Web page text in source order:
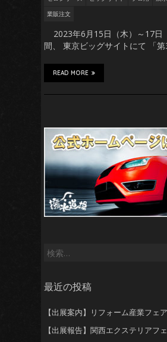
業販注文
2023年6月15日（木）～17日
間、 東京ビッグサイトにて 「
READ MORE
検
最近の投稿
【出展案内】リフォーム産業フェ
【出展報告】関西エクステリアフ